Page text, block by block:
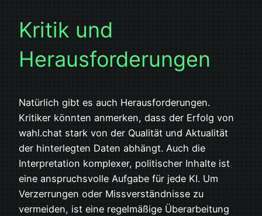
Kritik und
Herausforderungen
Natürlich gibt es auch Herausforderungen.
Kritiker könnten anmerken, dass der Erfolg von
wahl.chat stark von der Qualität und Aktualität
der hinterlegten Daten abhängt. Auch die
Interpretation komplexer, politischer Inhalte ist
eine anspruchsvolle Aufgabe für jede KI. Um
Verzerrungen oder Missverständnisse zu
vermeiden, ist eine regelmäßige Überarbeitung